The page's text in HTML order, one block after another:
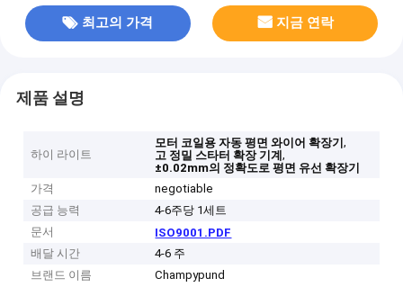
최고의 가격 지금 연락
제품 설명
하이 라이트
모터 코일용 자동 평면 와이어 확장기,
고 정밀 스타터 확장 기계,
±0.02mm의 정확도로 평면 유선 확장기
가격
negotiable
공급 능력
4-6주당 1세트
문서
ISO9001.PDF
배달 시간
4-6 주
브랜드 이름
Champypund